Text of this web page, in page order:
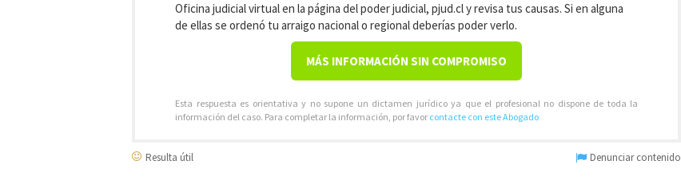
Oficina judicial virtual en la página del poder judicial, pjud.cl y revisa tus causas. Si en alguna
de ellas se ordenó tu arraigo nacional o regional deberías poder verlo.
MÁS INFORMACIÓN SIN COMPROMISO
Esta respuesta es orientativa y no supone un dictamen jurídico ya que el profesional no dispone de toda la
información del caso. Para completar la información, por favor contacte con este Abogado
Resulta útil Denunciar contenido